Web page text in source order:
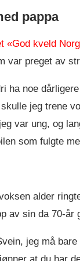
pappa
«God kveld
var preget av
ha noe
jeg trene
var ung, og
som fulgte
alder
av sin da 70-år
jeg må